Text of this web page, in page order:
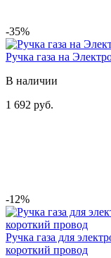
-35%
Ручка газа на
В наличии
1 692 руб.
-12%
Ручка газа для
короткий провод